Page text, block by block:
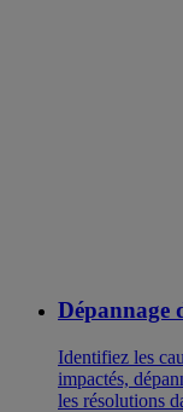
Dépannage
Identifiez les
impactés,
les résolutions